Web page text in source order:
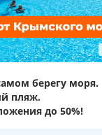
берегу моря.
пляж.
до 50%!